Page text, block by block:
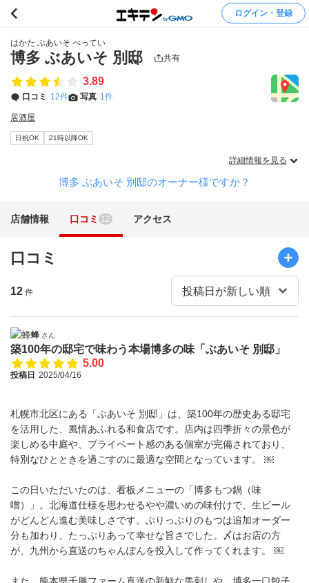
ログイン・登録
はかた ぶあいそ べってい
博多 ぶあいそ 別邸 共有
3.89
口コミ 12件 写真 1件
居酒屋
日祝OK 21時以降OK
詳細情報を見る
博多 ぶあいそ 別邸のオーナー様ですか？
店舗情報 口コミ 12 アクセス
口コミ
12 件
蜂 さん
築100年の邸宅で味わう本場博多の味「ぶあいそ 別邸」
5.00
投稿日 2025/04/16
札幌市北区にある「ぶあいそ 別邸」は、築100年の歴史ある邸宅
を活用した、風情あふれる和食店です。店内は四季折々の景色が
楽しめる中庭や、プライベート感のある個室が完備されており、
特別なひとときを過ごすのに最適な空間となっています。 ￼
この日いただいたのは、看板メニューの「博多もつ鍋（味
噌）」。北海道仕様を思わせるやや濃いめの味付けで、生ビール
がどんどん進む美味しさです。ぷりっぷりのもつは追加オーダー
分も加わり、たっぷりあって幸せな旨さでした。〆はお店の方
が、九州から直送のちゃんぽんを投入して作ってくれます。 ￼